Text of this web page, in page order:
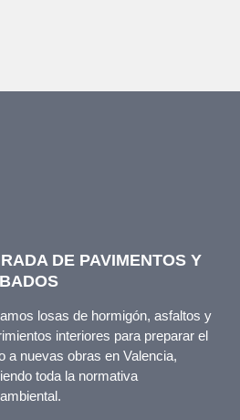
DE PAVIMENTOS Y
losas de hormigón, asfaltos y
interiores para preparar el
a nuevas obras en Valencia,
toda la normativa